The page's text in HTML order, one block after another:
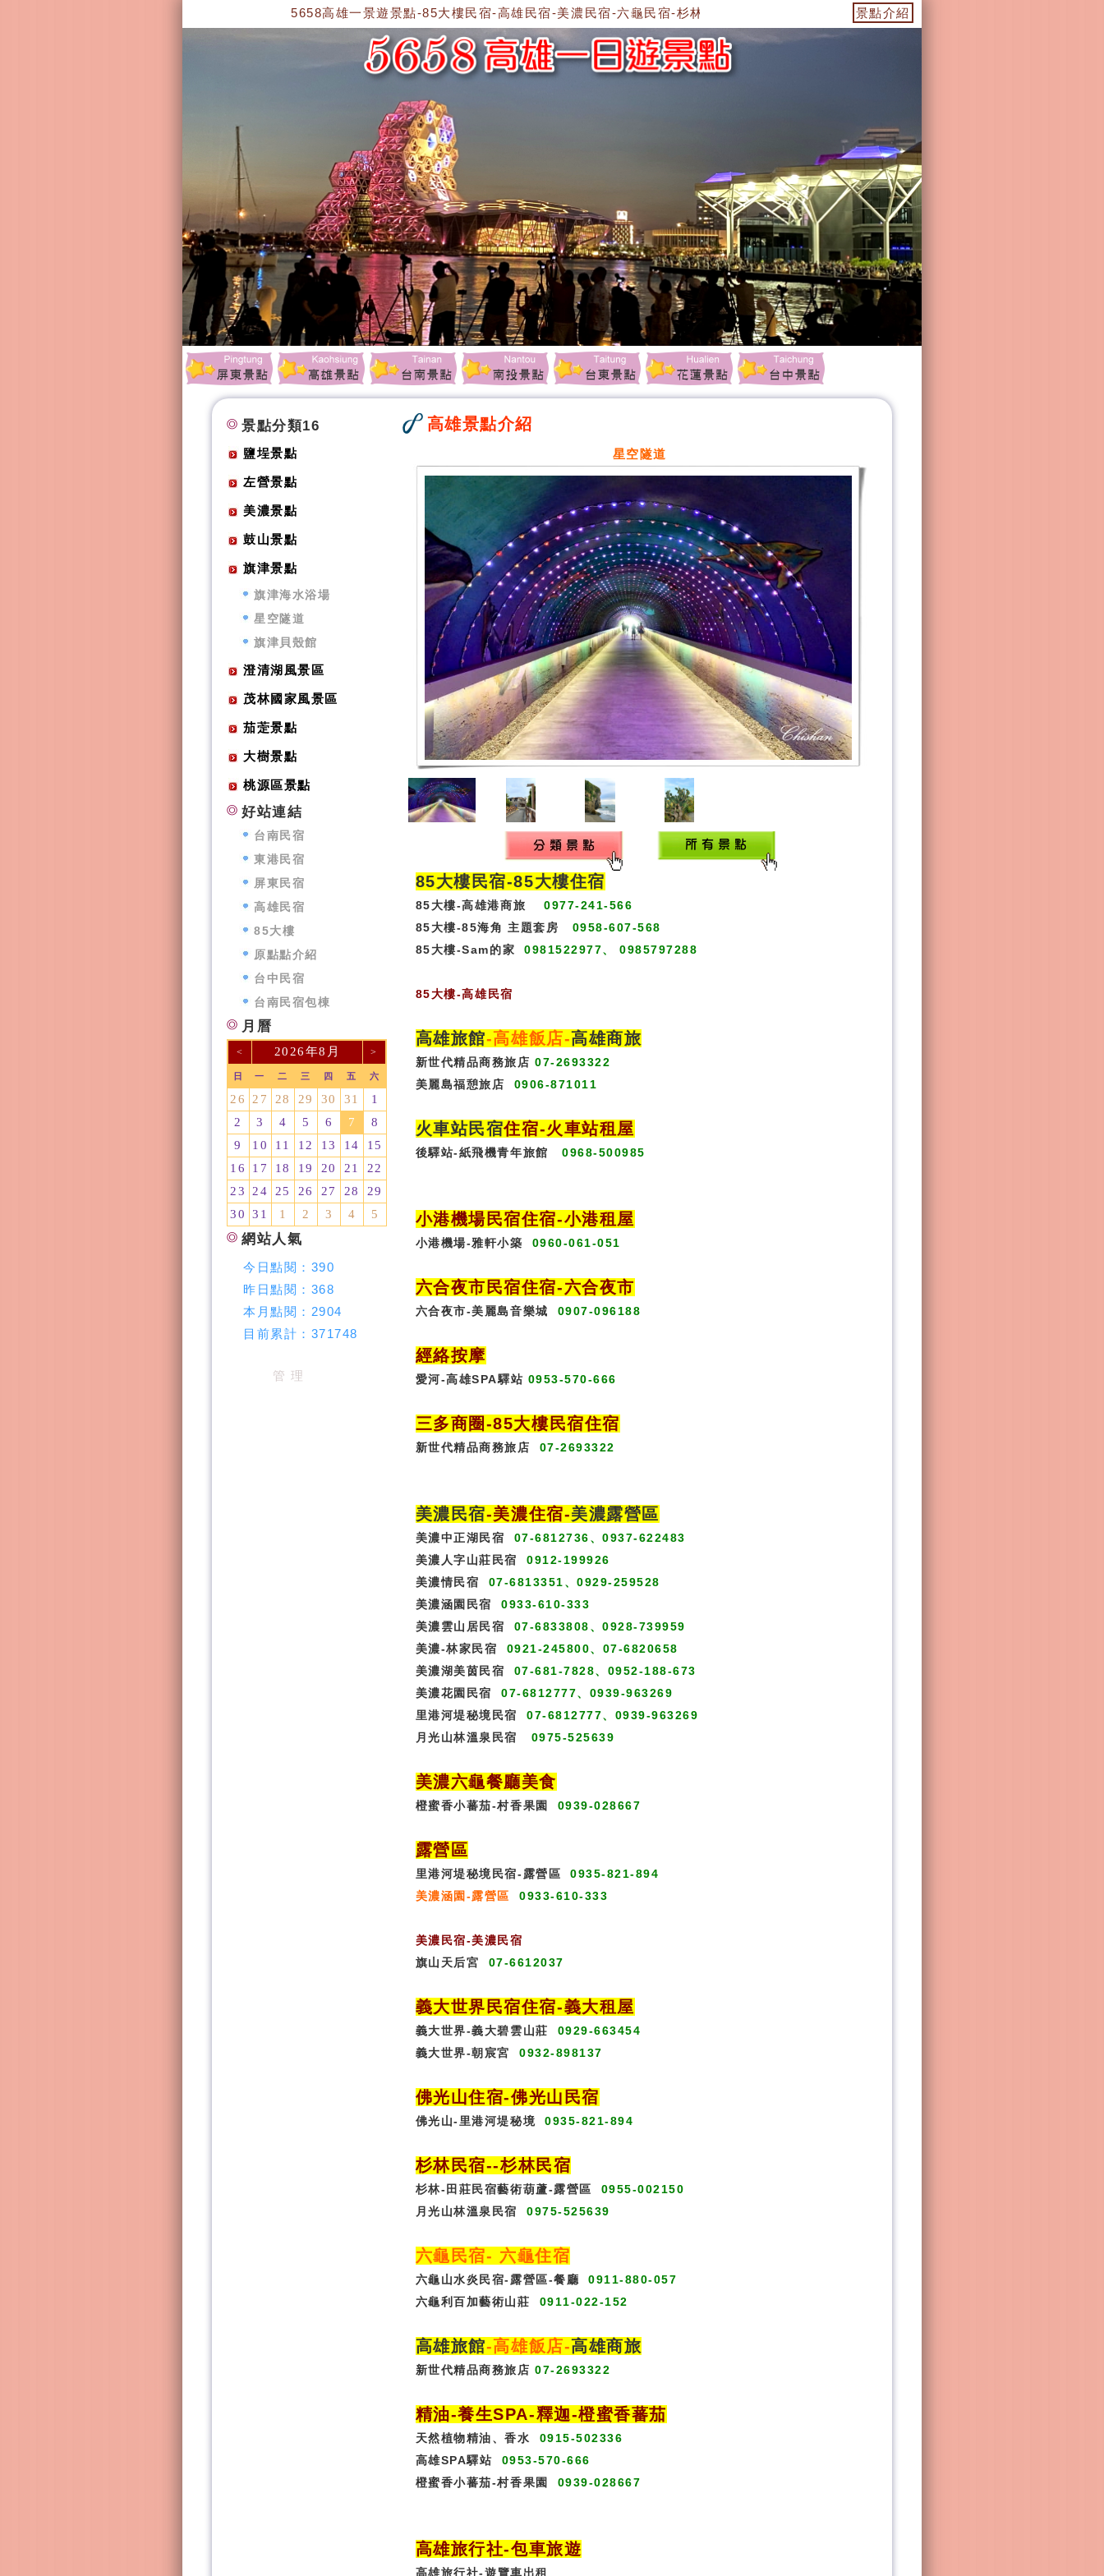
5658高雄一景遊景點-85大樓民宿-高雄民宿-美濃民宿-六龜民宿-杉林民宿-美濃景點-杉林景點-茂林景點-六龜景點
景點介紹
高雄景點介紹
星空隧道
85大樓民宿-85大樓住宿
85大樓-高雄港商旅
0977-241-566
85大樓-85海角 主題套房
0958-607-568
85大樓-Sam的家
0981522977、 0985797288
85大樓-高雄民宿
高雄旅館-高雄飯店-高雄商旅
新世代精品商務旅店 07-2693322
美麗島福憩旅店 0906-871011
火車站民宿住宿-火車站租屋
後驛站-紙飛機青年旅館 0968-500985
小港機場民宿住宿-小港租屋
小港機場-雅軒小築 0960-061-051
六合夜市民宿住宿-六合夜市
六合夜市-美麗島音樂城 0907-096188
經絡按摩
愛河-高雄SPA驛站 0953-570-666
三多商圈 -85大樓民宿住宿
新世代精品商務旅店 07-2693322
美濃民宿-美濃住宿-美濃露營區
美濃中正湖民宿
07-6812736、0937-622483
美濃人字山莊民宿
0912-199926
美濃情民宿
07-6813351、0929-259528
美濃涵園民宿
0933-610-333
美濃雲山居民宿
07-6833808、0928-739959
美濃-林家民宿
0921-245800、07-6820658
美濃湖美茵民宿
07-681-7828、0952-188-673
美濃花園民宿
07-6812777、0939-963269
里港河堤秘境民宿
07-6812777、0939-963269
月光山林溫泉民宿
0975-525639
美濃六龜餐廳美食
橙蜜香小蕃茄-村香果園 0939-028667
露營區
里港河堤秘境民宿-露營區
0935-821-894
美濃涵園-露營區
0933-610-333
美濃民宿-美濃民宿
旗山天后宮
07-6612037
義大世界民宿住宿-義大租屋
義大世界-義大碧雲山莊
0929-663454
義大世界-朝宸宮
0932-898137
佛光山住宿-佛光山民宿
佛光山-里港河堤秘境 0935-821-894
杉林民宿--杉林民宿
杉林-田莊民宿藝術葫蘆-露營區
0955-002150
月光山林溫泉民宿
0975-525639
六龜民宿- 六龜住宿
六龜山水炎民宿-露營區-餐廳
0911-880-057
六龜利百加藝術山莊
0911-022-152
高雄旅館-高雄飯店-高雄商旅
新世代精品商務旅店 07-2693322
精油-養生SPA-釋迦-橙蜜香蕃茄
天然植物精油、香水
0915-502336
高雄SPA驛站
0953-570-666
橙蜜香小蕃茄-村香果園
0939-028667
高雄旅行社-包車旅遊
高雄旅行社- 遊覽車出租
景點分類16
鹽埕景點
左營景點
美濃景點
鼓山景點
旗津景點
旗津海水浴場
星空隧道
旗津貝殼館
澄清湖風景區
茂林國家風景區
茄萣景點
大樹景點
桃源區景點
好站連結
台南民宿
東港民宿
屏東民宿
高雄民宿
85大樓
原點點介紹
台中民宿
台南民宿包棟
月曆
< 2026年8月 >
日 一 二 三 四 五 六
26 27 28 29 30 31
1
2
3 4 5 6 7
8
9
10 11 12 13 14
15
16
17 18 19 20 21
22
23
24 25 26 27 28
29
30
31 1 2 3 4 5
網站人氣
今日點閱： 390
昨日點閱： 368
本月點閱： 2904
目前累計： 371748
管 理